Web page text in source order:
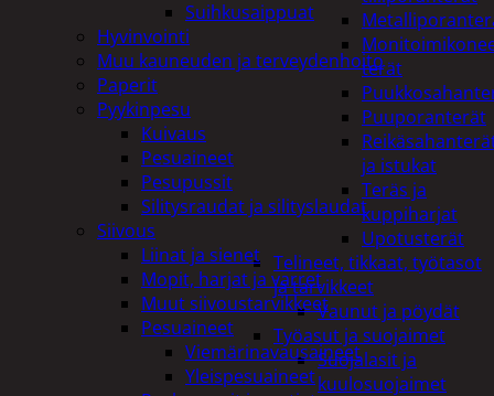
terät
Puuporanterät
ja istukat
Teräs ja
kuppiharjat
Upotusterät
Telineet, tikkaat, työtasot
ja tarvikkeet
Vaunut ja pöydät
Työasut ja suojaimet
Suojalasit ja
kuulosuojaimet
Suihkusaippuat
Hyvinvointi
Muu kauneuden ja terveydenhoito
Paperit
Pyykinpesu
Kuivaus
Pesuaineet
Pesupussit
Silitysraudat ja silityslaudat
Siivous
Liinat ja sienet
Mopit, harjat ja varret
Muut siivoustarvikkeet
Pesuaineet
Viemärinavausaineet
Yleispesuaineet